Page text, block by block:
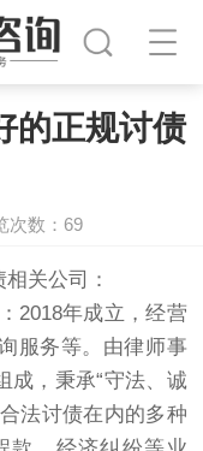
的正规讨债
次数： 69
相关公司：
2018年成立，经营
服务等。由律师事
成，秉承“守法、诚
法讨债在内的多种